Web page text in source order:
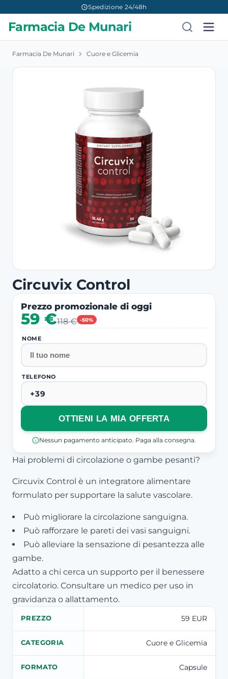
Spedizione 24/48h
Farmacia De Munari
Farmacia De Munari Cuore e Glicemia
Circuvix Control
Prezzo promozionale di oggi
-50%
59 €118 €
NOME
TELEFONO
OTTIENI LA MIA OFFERTA
Nessun pagamento anticipato. Paga alla consegna.
Hai problemi di circolazione o gambe pesanti?
Circuvix Control è un integratore alimentare
formulato per supportare la salute vascolare.
Può migliorare la circolazione sanguigna.
Può rafforzare le pareti dei vasi sanguigni.
Può alleviare la sensazione di pesantezza alle
gambe.
Adatto a chi cerca un supporto per il benessere
circolatorio. Consultare un medico per uso in
gravidanza o allattamento.
PREZZO 59 EUR
CATEGORIA Cuore e Glicemia
FORMATO Capsule